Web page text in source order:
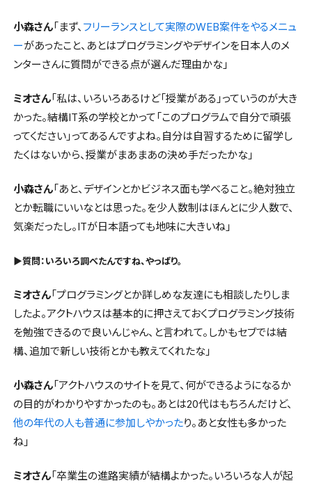
小森さん「まず、 フリーランスとして実際のWEB案件をやるメニュ
ーがあったこと、あとはプログラミングやデザインを日本人のメ
ンターさんに質問ができる点が選んだ理由かな」
ミオさん「私は、いろいろあるけど「授業がある」っていうのが大き
かった。結構IT系の学校とかって「このプログラムで自分で頑張
ってください」ってあるんですよね。自分は自習するために留学し
たくはないから、授業がまあまあの決め手だったかな」
小森さん「あと、デザインとかビジネス面も学べること。絶対独立
とか転職にいいなとは思った。を少人数制はほんとに少人数で、
気楽だったし。ITが日本語っても地味に大きいね」
▶︎質問：いろいろ調べたんですね、やっぱり。
ミオさん「プログラミングとか詳しめな友達にも相談したりしま
したよ。アクトハウスは基本的に押さえておくプログラミング技術
を勉強できるので良いんじゃん、と言われて。しかもセブでは結
構、追加で新しい技術とかも教えてくれたな」
小森さん「アクトハウスのサイトを見て、何ができるようになるか
の目的がわかりやすかったのも。あとは20代はもちろんだけど、
他の年代の人も普通に参加しやかったり。あと女性も多かった
ね」
ミオさん「卒業生の進路実績が結構よかった。いろいろな人が起